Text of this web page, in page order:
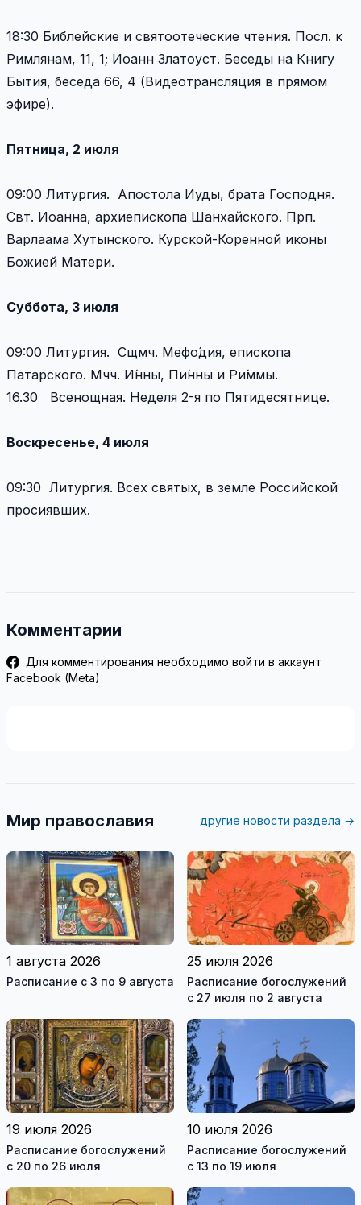
18:30 Библейские и святоотеческие чтения. Посл. к
Римлянам, 11, 1; Иоанн Златоуст. Беседы на Книгу
Бытия, беседа 66, 4 (Видеотрансляция в прямом
эфире).
Пятница, 2 июля
09:00 Литургия. Апостола Иуды, брата Господня.
Свт. Иоанна, архиепископа Шанхайского. Прп.
Варлаама Хутынского. Курской-Коренной иконы
Божией Матери.
Суббота, 3 июля
09:00 Литургия. Сщмч. Мефо́дия, епископа
Патарского. Мчч. И́нны, Пи́нны и Ри́ммы.
16.30 Всенощная. Неделя 2-я по Пятидесятнице.
Воскресенье, 4 июля
09:30 Литургия. Всех святых, в земле Российской
просиявших.
Комментарии
Для комментирования необходимо войти в аккаунт
Facebook (Meta)
Мир православия другие новости раздела →
1 августа 2026
Расписание с 3 по 9 августа
25 июля 2026
Расписание богослужений
с 27 июля по 2 августа
19 июля 2026
Расписание богослужений
с 20 по 26 июля
10 июля 2026
Расписание богослужений
с 13 по 19 июля